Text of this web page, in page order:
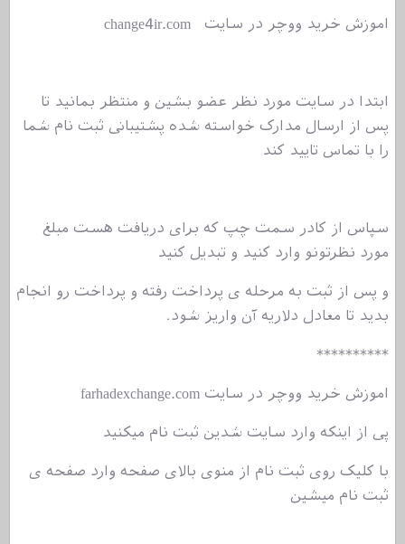
اموزش خرید ووچر در سایت change4ir.com
ابتدا در سایت مورد نظر عضو بشین و منتظر بمانید تا
پس از ارسال مدارک خواسته شده پشتیبانی ثبت نام شما
را با تماس تایید کند
سپاس از کادر سمت چپ که برای دریافت هست مبلغ
مورد نظرتونو وارد کنید و تبدیل کنید
و پس از ثبت به مرحله ی پرداخت رفته و پرداخت رو انجام
بدید تا معادل دلاریه آن واریز شود.
**********
اموزش خرید ووچر در سایت farhadexchange.com
پی از اینکه وارد سایت شدین ثبت نام میکنید
با کلیک روی ثبت نام از منوی بالای صفحه وارد صفحه ی
ثبت نام میشین